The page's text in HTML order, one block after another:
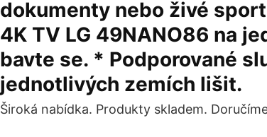
dokumenty nebo živé
4K TV LG 49NANO86 na
bavte se. * Podporované
jednotlivých zemích lišit.
Široká nabídka. Produkty skladem.